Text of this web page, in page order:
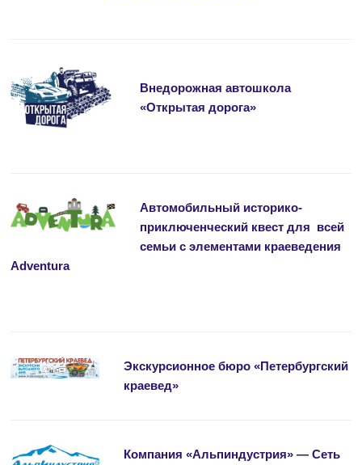
Внедорожная автошкола
«Открытая дорога»
Автомобильный историко-
приключенческий квест для всей
семьи с элементами краеведения
Аdventura
Экскурсионное бюро «Петербургский
краевед»
Компания «Альпиндустрия» — Сеть